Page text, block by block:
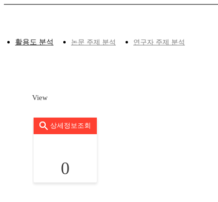
활용도 분석 논문 주제 분석 연구자 주제 분석
View
상세정보조회
0